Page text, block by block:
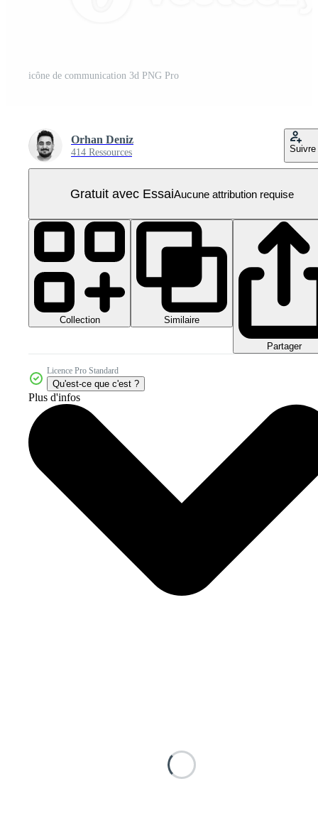
icône de communication 3d PNG Pro
Orhan Deniz
414 Ressources Suivre
Gratuit avec EssaiAucune attribution requise
Collection Similaire
Partager
Licence Pro Standard
Qu'est-ce que c'est ?
Plus d'infos